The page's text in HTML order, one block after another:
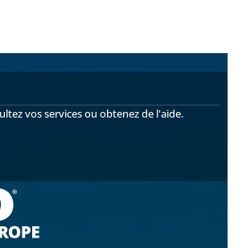
vos services ou obtenez de l'aide.